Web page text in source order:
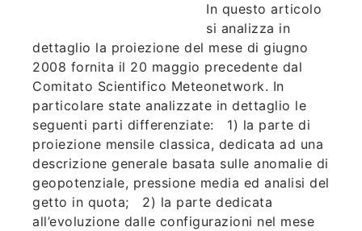
In questo articolo
si analizza in
dettaglio la proiezione del mese di giugno
2008 fornita il 20 maggio precedente dal
Comitato Scientifico Meteonetwork. In
particolare state analizzate in dettaglio le
seguenti parti differenziate: 1) la parte di
proiezione mensile classica, dedicata ad una
descrizione generale basata sulle anomalie di
geopotenziale, pressione media ed analisi del
getto in quota; 2) la parte dedicata
all’evoluzione dalle configurazioni nel mese